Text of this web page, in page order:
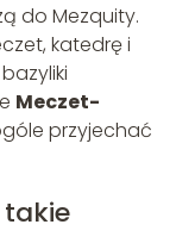
do Mezquity.
katedrę i
Meczet-
przyjechać